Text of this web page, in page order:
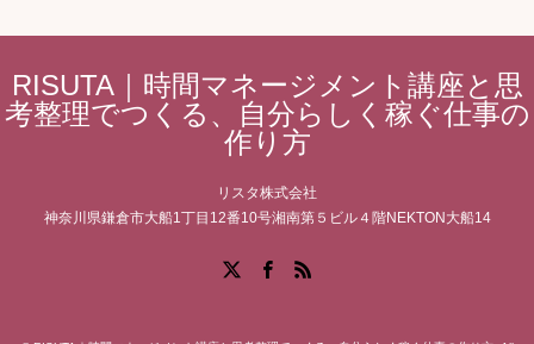
RISUTA｜時間マネージメント講座と思
考整理でつくる、自分らしく稼ぐ仕事の
作り方
リスタ株式会社
神奈川県鎌倉市大船1丁目12番10号湘南第５ビル４階NEKTON大船14